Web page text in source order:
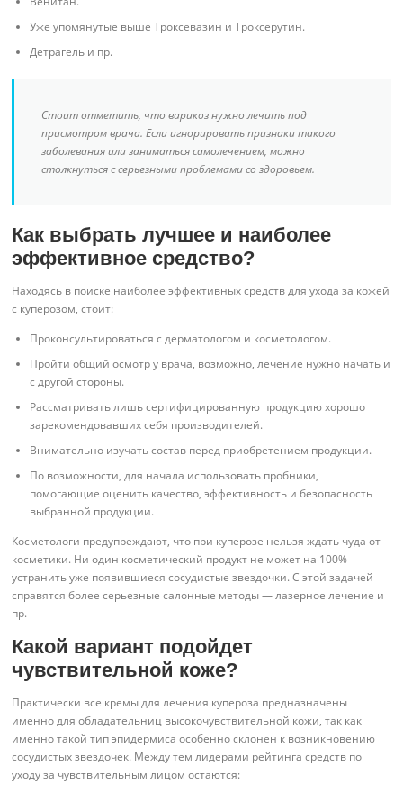
Уже упомянутые выше Троксевазин и Троксерутин.
Детрагель и пр.
Стоит отметить, что варикоз нужно лечить под
присмотром врача. Если игнорировать признаки такого
заболевания или заниматься самолечением, можно
столкнуться с серьезными проблемами со здоровьем.
Как выбрать лучшее и наиболее
эффективное средство?
Находясь в поиске наиболее эффективных средств для ухода за кожей
с куперозом, стоит:
Проконсультироваться с дерматологом и косметологом.
Пройти общий осмотр у врача, возможно, лечение нужно начать и
с другой стороны.
Рассматривать лишь сертифицированную продукцию хорошо
зарекомендовавших себя производителей.
Внимательно изучать состав перед приобретением продукции.
По возможности, для начала использовать пробники,
помогающие оценить качество, эффективность и безопасность
выбранной продукции.
Косметологи предупреждают, что при куперозе нельзя ждать чуда от
косметики. Ни один косметический продукт не может на 100%
устранить уже появившиеся сосудистые звездочки. С этой задачей
справятся более серьезные салонные методы — лазерное лечение и
пр.
Какой вариант подойдет
чувствительной коже?
Практически все кремы для лечения купероза предназначены
именно для обладательниц высокочувствительной кожи, так как
именно такой тип эпидермиса особенно склонен к возникновению
сосудистых звездочек. Между тем лидерами рейтинга средств по
уходу за чувствительным лицом остаются: